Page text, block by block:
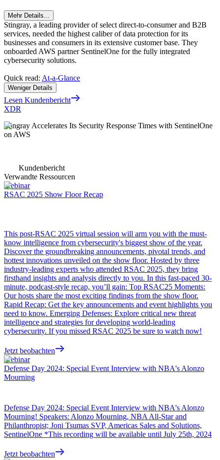
Mehr Details...
Stingray, a leading provider of select direct-to-consumer and B2B
services, needed the highest caliber of data protection for its
businesses and consumers in its extensive customer base. They
onboarded AWS partner SentinelOne for the fully integrated
cybersecurity solutions.
Quick read: At-a-Glance
Weniger Details
Lesen Kundenbericht
XDR
Stingray Accelerates Its Security Response Times with SentinelOne
on AWS
Kundenbericht
Verwandte Ressourcen
Webinar
RSAC 2025 Show Floor Recap
This post-RSAC 2025 virtual session will arm you with the must-
know intelligence from cybersecurity's biggest show of the year.
Discover the groundbreaking announcements, pivotal trends, and
hottest innovations unveiled on the show floor. Hosted by three
industry-leading experts who attended RSAC 2025, they bring
firsthand insights and analysis directly to you. In this fast-paced 30-
minute, podcast-style recap, you’ll gain: Top RSAC25 Moments:
Our hosts share the most exciting findings from the show floor.
Rapid Recap: Get the key announcements and event highlights you
need to know. Emerging Defenses: Explore critical new threat
intelligence and strategies for developing world-leading
cybersecurity. If you missed RSAC 2025 be sure to watch now!
Jetzt beobachten
Webinar
Defense Day 2024: Special Event Interview with NBA's Alonzo
Mourning
Defense Day 2024: Special Event Interview with NBA's Alonzo
Mourning! Speakers: Alonzo Mourning, NBA All-Star and
Philanthropist; Joni Tsumas SVP, Americas Sales and Solutions,
SentinelOne *This recording will be available until July 25th, 2024
Jetzt beobachten